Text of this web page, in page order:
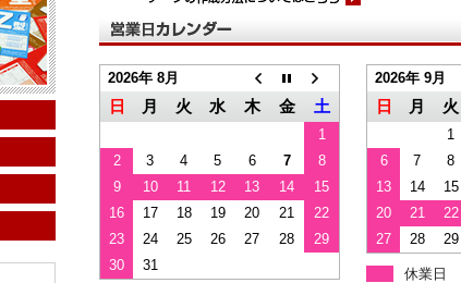
2026年 8月
日 月 火 水 木 金 土
1
2
3 4 5 6 7
8
9
10 11 12 13 14
15
16
17 18 19 20 21
22
23
24 25 26 27 28
29
30
31
2026年 9月
日 月 火
1
6
7 8
13
14 15
20
21 22
27
28 29
休業日